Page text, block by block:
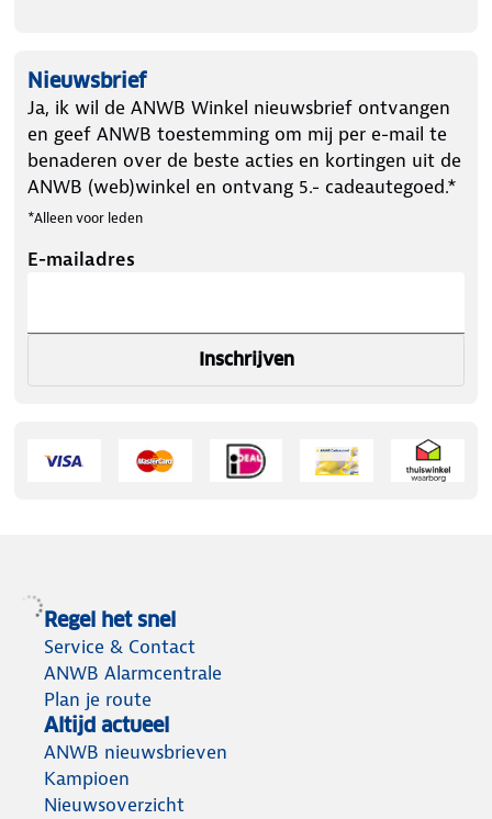
Nieuwsbrief
Ja, ik wil de ANWB Winkel nieuwsbrief ontvangen
en geef ANWB toestemming om mij per e-mail te
benaderen over de beste acties en kortingen uit de
ANWB (web)winkel en ontvang 5.- cadeautegoed.*
*Alleen voor leden
E-mailadres
Inschrijven
Regel het snel
Service & Contact
ANWB Alarmcentrale
Plan je route
Altijd actueel
ANWB nieuwsbrieven
Kampioen
Nieuwsoverzicht